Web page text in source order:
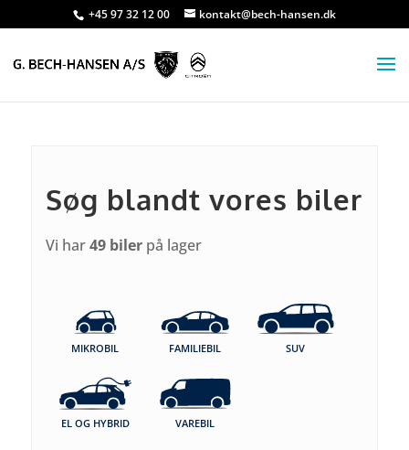
+45 97 32 12 00 kontakt@bech-hansen.dk
Søg blandt vores biler
Vi har49 bilerpå lager
MIKROBIL FAMILIEBIL SUV
EL OG HYBRID VAREBIL